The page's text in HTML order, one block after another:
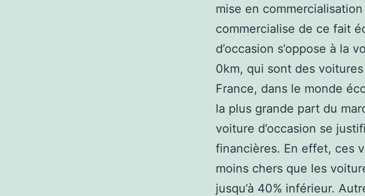
mise en
commercialise de ce fait
d’occasion s’oppose à la
0km, qui sont des
France, dans le monde
la plus grande part du
voiture d’occasion se
financières. En effet, ces
moins chers que les
jusqu’à 40% inférieur.